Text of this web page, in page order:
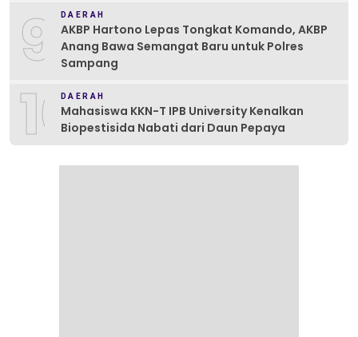
9 DAERAH
AKBP Hartono Lepas Tongkat Komando, AKBP
Anang Bawa Semangat Baru untuk Polres
Sampang
10DAERAH
Mahasiswa KKN-T IPB University Kenalkan
Biopestisida Nabati dari Daun Pepaya